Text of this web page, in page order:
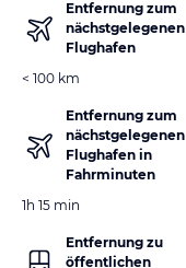
Entfernung zum
nächstgelegenen
Flughafen
< 100 km
Entfernung zum
nächstgelegenen
Flughafen in
Fahrminuten
1h 15 min
Entfernung zu
öffentlichen